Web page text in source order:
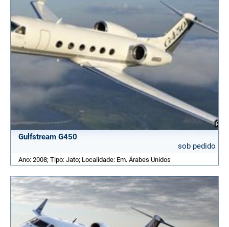
Gulfstream G450
sob pedido
Ano: 2008; Tipo: Jato; Localidade: Em. Árabes Unidos